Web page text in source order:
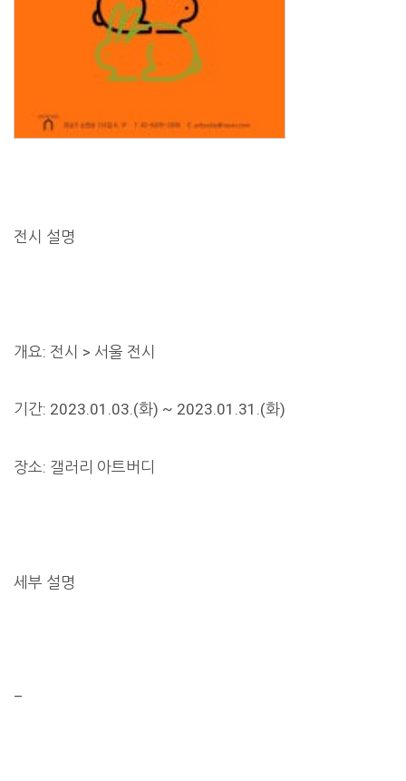
전시 설명
개요: 전시 > 서울 전시
기간: 2023.01.03.(화) ~ 2023.01.31.(화)
장소: 갤러리 아트버디
세부 설명
–